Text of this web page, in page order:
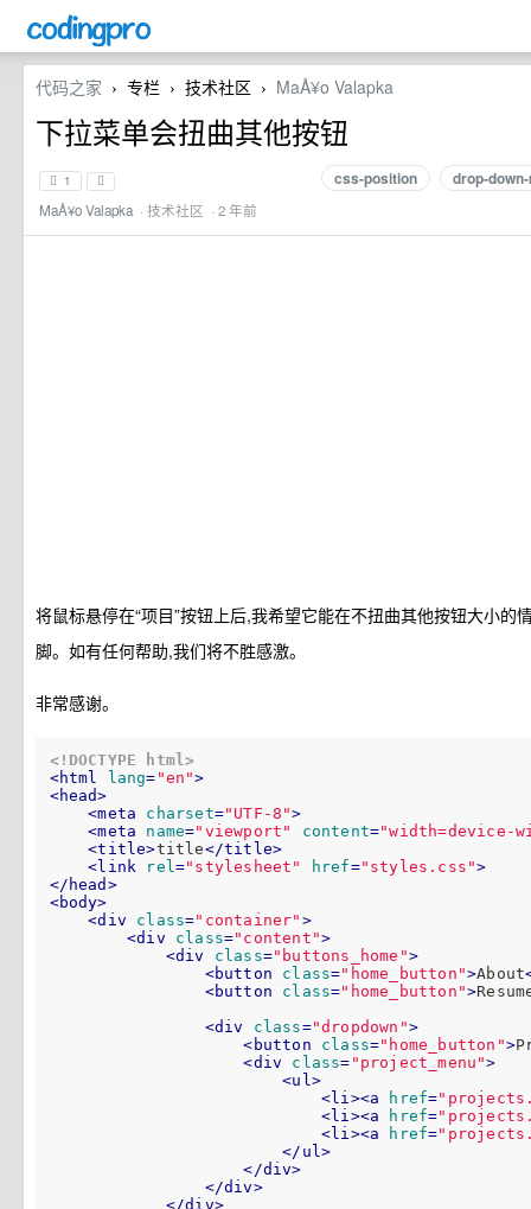
代码之家 › 专栏 › 技术社区 › MaÅ¥o Valapka
下拉菜单会扭曲其他按钮
css-position drop-
1
MaÅ¥o Valapka · 技术社区 · 2 年前
将鼠标悬停在“项目”按钮上后,我希望它能在不扭曲其他按钮大小的
脚。如有任何帮助,我们将不胜感激。
非常感谢。
<!DOCTYPE html>
<html lang= "en">
<head>
<meta charset="UTF-8">
<meta name="viewport" content=
<title>title</title>
<link rel="stylesheet" href="styles.css">
</ head >
<body>
<div class="container" >
<div class="content">
<div class="buttons_home">
<button class="home_button">About
<button class="home_button">
<div class="dropdown">
< button class="home_button">
<div class= "project_menu">
<ul >
<li ><a href=
<li ><a href=
<li ><a href=
</ ul >
</div>
</div>
</div>